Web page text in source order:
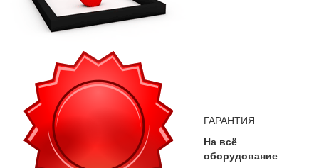
ГАРАНТИЯ
На всё
оборудование